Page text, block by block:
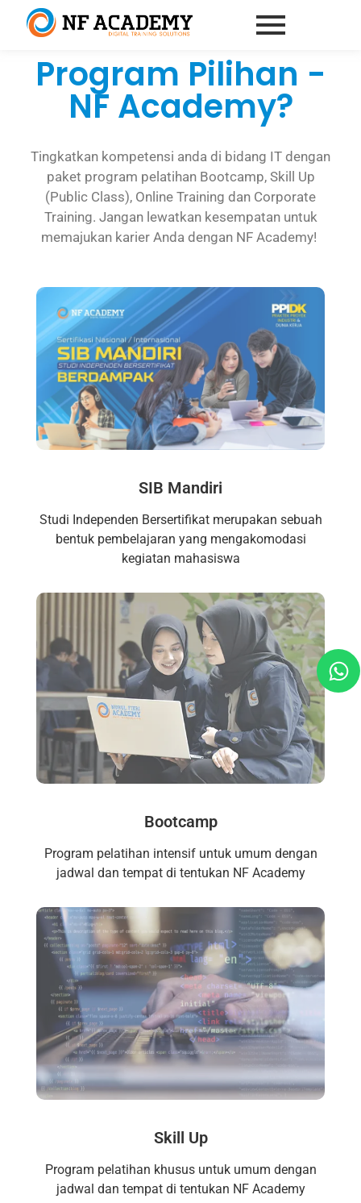
Program Pilihan -
NF Academy?
Tingkatkan kompetensi anda di bidang IT dengan
paket program pelatihan Bootcamp, Skill Up
(Public Class), Online Training dan Corporate
Training. Jangan lewatkan kesempatan untuk
memajukan karier Anda dengan NF Academy!
SIB Mandiri
Studi Independen Bersertifikat merupakan sebuah
bentuk pembelajaran yang mengakomodasi
kegiatan mahasiswa
Bootcamp
Program pelatihan intensif untuk umum dengan
jadwal dan tempat di tentukan NF Academy
Skill Up
Program pelatihan khusus untuk umum dengan
jadwal dan tempat di tentukan NF Academy